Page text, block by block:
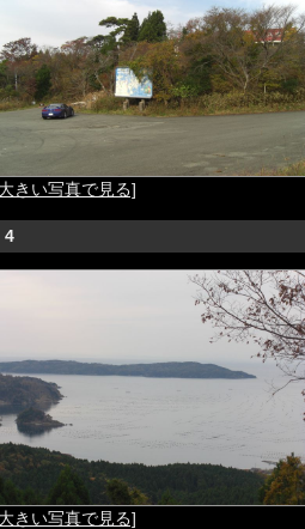
きい写真で見る]
4
きい写真で見る]